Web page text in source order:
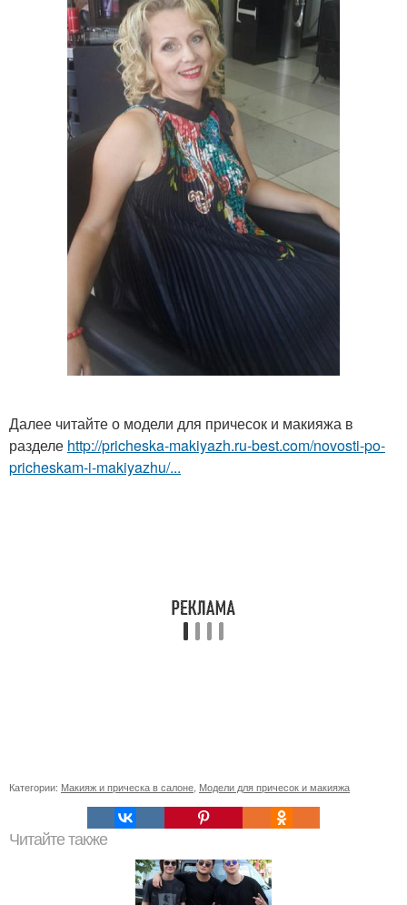
Далее читайте о модели для причесок и макияжа в
разделе http://pricheska-makiyazh.ru-best.com/novosti-po-
pricheskam-i-makiyazhu/...
Категории: Макияж и прическа в салоне Модели для причесок и макияжа
Читайте также